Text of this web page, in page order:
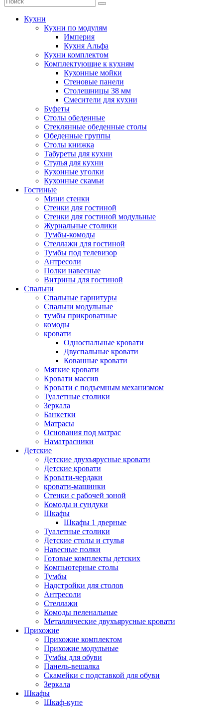
Кухни
Кухни по модулям
Империя
Кухня Альфа
Кухни комплектом
Комплектующие к кухням
Кухонные мойки
Стеновые панели
Столешницы 38 мм
Смесители для кухни
Буфеты
Столы обеденные
Стеклянные обеденные столы
Обеденные группы
Столы книжка
Табуреты для кухни
Стулья для кухни
Кухонные уголки
Кухонные скамьи
Гостиные
Мини стенки
Стенки для гостиной
Стенки для гостиной модульные
Журнальные столики
Тумбы-комоды
Стеллажи для гостиной
Тумбы под телевизор
Антресоли
Полки навесные
Витрины для гостиной
Спальни
Спальные гарнитуры
Спальни модульные
тумбы прикроватные
комоды
кровати
Односпальные кровати
Двуспальные кровати
Кованные кровати
Мягкие кровати
Кровати массив
Кровати с подъемным механизмом
Туалетные столики
Зеркала
Банкетки
Матрасы
Основания под матрас
Наматрасники
Детские
Детские двухъярусные кровати
Детские кровати
Кровати-чердаки
кровати-машинки
Стенки с рабочей зоной
Комоды и сундуки
Шкафы
Шкафы 1 дверные
Туалетные столики
Детские столы и стулья
Навесные полки
Готовые комплекты детских
Компьютерные столы
Тумбы
Надстройки для столов
Антресоли
Стеллажи
Комоды пеленальные
Металлические двухъярусные кровати
Прихожие
Прихожие комплектом
Прихожие модульные
Тумбы для обуви
Панель-вешалка
Скамейки с подставкой для обуви
Зеркала
Шкафы
Шкаф-купе